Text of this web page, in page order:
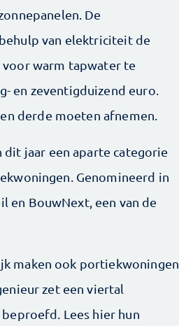
De
van elektriciteit de
warm tapwater te
en zeventigduizend euro.
derde moeten afnemen.
dit jaar een aparte categorie
Genomineerd in
en BouwNext, een van de
maken ook portiekwoningen
zet een viertal
Lees hier hun